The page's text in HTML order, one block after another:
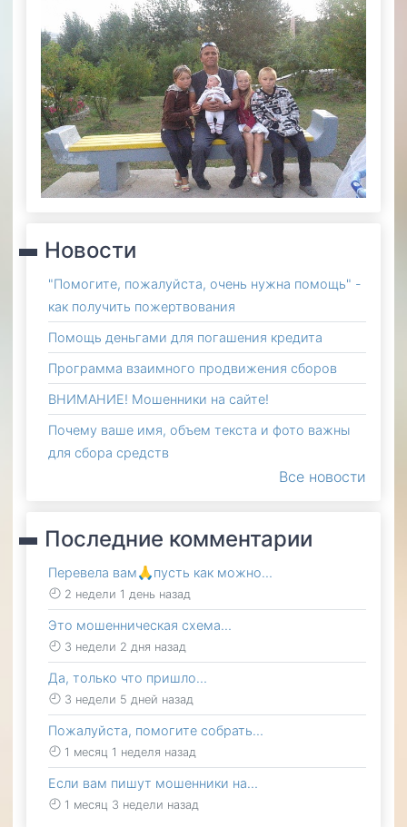
Новости
"Помогите, пожалуйста, очень нужна помощь" -
как получить пожертвования
Помощь деньгами для погашения кредита
Программа взаимного продвижения сборов
ВНИМАНИЕ! Мошенники на сайте!
Почему ваше имя, объем текста и фото важны
для сбора средств
Все новости
Последние комментарии
Перевела вам🙏пусть как можно…
2 недели 1 день назад
Это мошенническая схема…
3 недели 2 дня назад
Да, только что пришло…
3 недели 5 дней назад
Пожалуйста, помогите собрать…
1 месяц 1 неделя назад
Если вам пишут мошенники на…
1 месяц 3 недели назад